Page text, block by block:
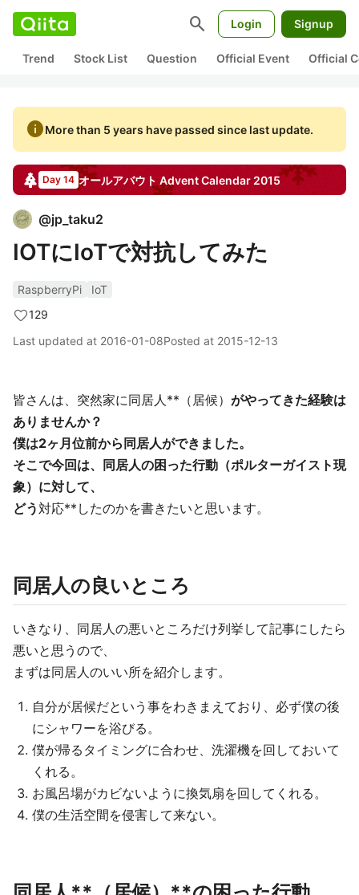
search Login Signup
Trend Stock List Question Official Event Official
infoMore than 5 years have passed since last update.
Day 14 オールアバウト Advent Calendar 2015
@jp_taku2
IOTにIoTで対抗してみた
RaspberryPi
IoT
129
Last updated at 2016-01-08Posted at 2015-12-13
皆さんは、突然家に同居人**（居候） がやってきた経験は
ありませんか？
僕は2ヶ月位前から同居人ができました。
そこで今回は、同居人の困った行動（ポルターガイスト現
象）に対して、
どう 対応**したのかを書きたいと思います。
同居人の良いところ
いきなり、同居人の悪いところだけ列挙して記事にしたら
悪いと思うので、
まずは同居人のいい所を紹介します。
自分が居候だという事をわきまえており、必ず僕の後
にシャワーを浴びる。
僕が帰るタイミングに合わせ、洗濯機を回しておいて
くれる。
お風呂場がカビないように換気扇を回してくれる。
僕の生活空間を侵害して来ない。